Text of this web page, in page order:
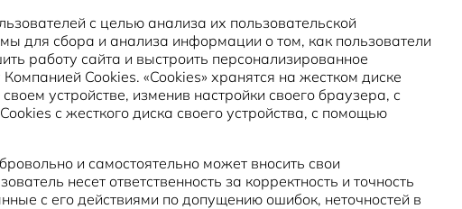
с целью анализа их пользовательской
для сбора и анализа информации о том, как пользователи
работу сайта и выстроить персонализированное
Cookies. «Cookies» хранятся на жестком диске
устройстве, изменив настройки своего браузера, с
с жесткого диска своего устройства, с помощью
и самостоятельно может вносить свои
несет ответственность за корректность и точность
с его действиями по допущению ошибок, неточностей в